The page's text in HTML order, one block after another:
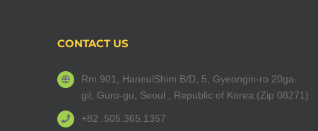
CONTACT US
Rm 901, HaneulShim B/D, 5, Gyeongin-ro 20ga-
gil, Guro-gu, Seoul , Republic of Korea.(Zip 08271)
+82 .505.365.1357